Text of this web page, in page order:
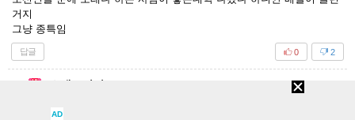
거지
그냥 종특임
답글 2
0
스네즈나야 신고 |
AD